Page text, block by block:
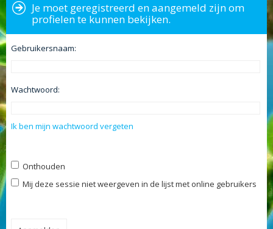
Je moet geregistreerd en aangemeld zijn om
profielen te kunnen bekijken.
Gebruikersnaam:
Wachtwoord:
Ik ben mijn wachtwoord vergeten
Onthouden
Mij deze sessie niet weergeven in de lijst met online gebruikers